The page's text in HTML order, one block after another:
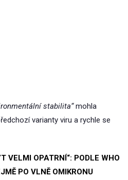
stabilita“mohla
varianty viru a rychle se
VELMI OPATRNÍ“: PODLE WHO
PO VLNĚ OMIKRONU